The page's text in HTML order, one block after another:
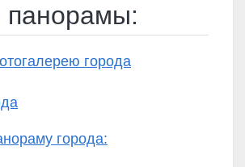
панорамы:
города
города: